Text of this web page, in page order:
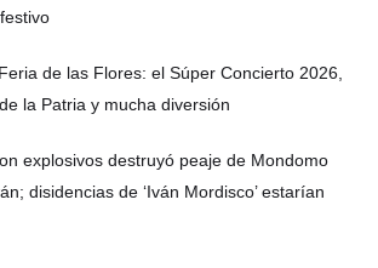
de las Flores: el Súper Concierto 2026,
la Patria y mucha diversión
explosivos destruyó peaje de Mondomo
disidencias de ‘Iván Mordisco’ estarían